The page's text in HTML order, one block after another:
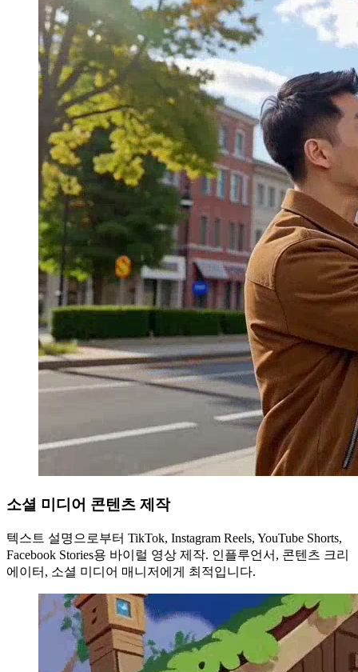
소셜 미디어 콘텐츠 제작
텍스트 설명으로부터 TikTok, Instagram Reels, YouTube Shorts,
Facebook Stories용 바이럴 영상 제작. 인플루언서, 콘텐츠 크리
에이터, 소셜 미디어 매니저에게 최적입니다.